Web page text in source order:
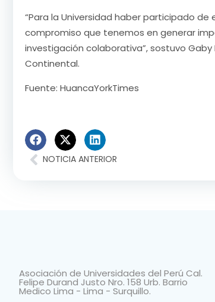
“Para la Universidad haber participado
compromiso que tenemos en generar
investigación colaborativa”, sostuvo
Continental.
Fuente: HuancaYorkTimes
NOTICIA ANTERIOR
Asociación de Universidades del Perú Cal.
Felipe Durand Justo Nro. 158 Urb. Barrio
Medico Lima - Lima - Surquillo.